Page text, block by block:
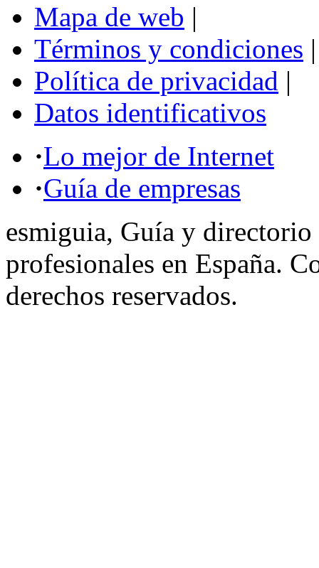
Mapa de web |
Términos y condiciones |
Política de privacidad |
Datos identificativos
·Lo mejor de Internet
·Guía de empresas
esmiguia, Guía y directorio
profesionales en España.
derechos reservados.